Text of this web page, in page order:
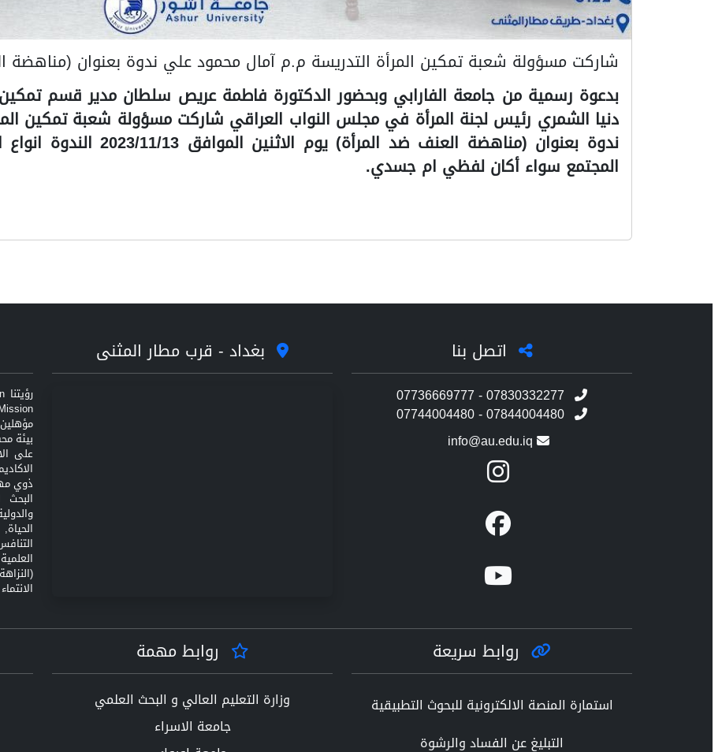
شاركت مسؤولة شعبة تمكين المرأة التدريسة م.م آمال محمود علي ندوة بعنوان (مناهضة
بدعوة رسمية من جامعة الفارابي وبحضور الدكتورة فاطمة عريص سلطان مدير قسم
دنيا الشمري رئيس لجنة المرأة في مجلس النواب العراقي شاركت مسؤولة شعبة تمكين
ندوة بعنوان (مناهضة العنف ضد
المجتمع سواء أكان لفظي ام جسدي.
اتصل بنا
07736669777 - 07830332277
07744004480 - 07844004480
info@au.edu.iq
بغداد - قرب مطار المثنى
على
ذوي
روابط سريعة
استمارة المنصة الالكترونية للبحوث التطبيقية
التبليغ عن الفساد والرشوة
روابط مهمة
وزارة التعليم العالي و البحث العلمي
جامعة الاسراء